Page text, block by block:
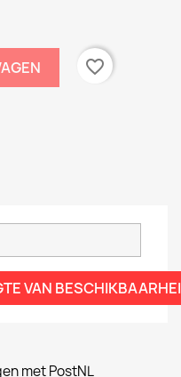
favorite_border
VAN
met PostNL